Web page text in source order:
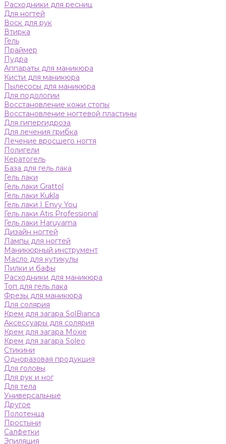
Расходники для ресниц
Для ногтей
Воск для рук
Втирка
Гель
Праймер
Пудра
Аппараты для маникюра
Кисти для маникюра
Пылесосы для маникюра
Для подологии
Восстановление кожи стопы
Восстановление ногтевой пластины
Для гипергидроза
Для лечения грибка
Лечение вросшего ногтя
Полигели
Кератогель
База для гель лака
Гель лаки
Гель лаки Grattol
Гель лаки Kukla
Гель лаки I Envy You
Гель лаки Atis Professional
Гель лаки Haruyama
Дизайн ногтей
Лампы для ногтей
Маникюрный инструмент
Масло для кутикулы
Пилки и бафы
Расходники для маникюра
Топ для гель лака
Фрезы для маникюра
Для солярия
Крем для загара SolBianca
Аксессуары для солярия
Крем для загара Moxie
Крем для загара Soleo
Стикини
Одноразовая продукция
Для головы
Для рук и ног
Для тела
Универсальные
Другое
Полотенца
Простыни
Салфетки
Эпиляция